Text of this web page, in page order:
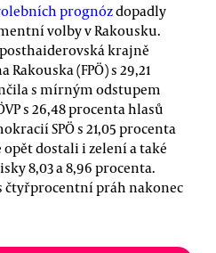
prognózdopadly
volby v Rakousku.
krajně
(FPÖ) s 29,21
s mírným odstupem
s 26,48 procenta hlasů
SPÖ s 21,05 procenta
dostali i zelení a také
8,03 a 8,96 procenta.
čtyřprocentní práh nakonec